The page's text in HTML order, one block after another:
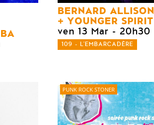
BERNARD ALLISON
YOUNGER SPIRIT
ven 13 Mar - 20h30
109 - L'EMBARCADÈRE
PUNK ROCK STONER